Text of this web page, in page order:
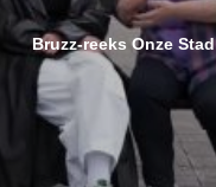
Bruzz-reeks Onze Stad